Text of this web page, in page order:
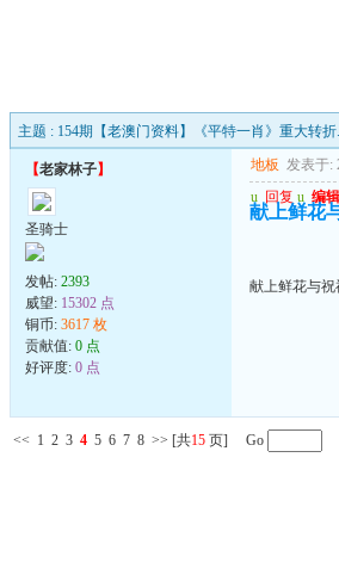
主题 : 154期【老澳门资料】《平特一肖》重大转折.
【老家林子】
圣骑士
发帖: 2393
威望: 15302 点
铜币: 3617 枚
贡献值: 0 点
好评度: 0 点
地板 发表于:
u 回复 u 编辑
献上鲜花
献上鲜花与
<< 1 2 3 4 5 6 7 8 >> [共15 页] Go